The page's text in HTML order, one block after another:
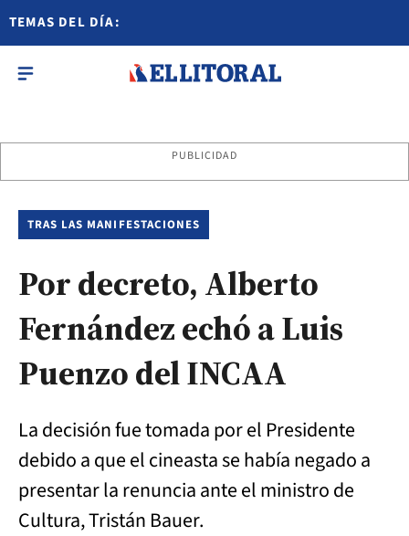
TEMAS DEL DÍA:
PUBLICIDAD
TRAS LAS MANIFESTACIONES
Por decreto, Alberto
Fernández echó a Luis
Puenzo del INCAA
La decisión fue tomada por el Presidente
debido a que el cineasta se había negado a
presentar la renuncia ante el ministro de
Cultura, Tristán Bauer.